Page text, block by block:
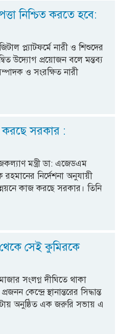
নিশ্চিত করতে হবে:
প্ল্যাটফর্মে নারী ও শিশুদের
উদ্যোগ প্রয়োজন বলে মন্তব্য
ও সংরক্ষিত নারী
সরকার :
মন্ত্রী ডা: এজেডএম
রহমানের নির্দেশনা অনুযায়ী
কাজ করছে সরকার। তিনি
সেই কুমিরকে
সংলগ্ন দীঘিতে থাকা
কেন্দ্রে স্থানান্তরের সিদ্ধান্ত
অনুষ্ঠিত এক জরুরি সভায় এ